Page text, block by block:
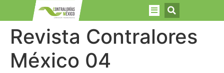
Revista Contralores
México 04